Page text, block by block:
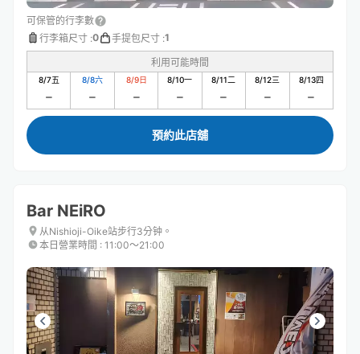
可保管的行李數
行李箱尺寸 :0 手提包尺寸 :1
利用可能時間
8/7五 8/8六 8/9日 8/10一 8/11二 8/12三 8/13四
預約此店舖
Bar NEiRO
从Nishioji-Oike站步行3分钟。
本日營業時間 : 11:00〜21:00